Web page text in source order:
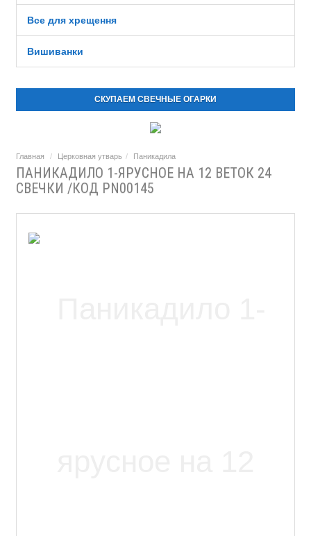
Все для хрещення
Вишиванки
СКУПАЕМ СВЕЧНЫЕ ОГАРКИ
Главная Церковная утварь Паникадила
ПАНИКАДИЛО 1-ЯРУСНОЕ НА 12 ВЕТОК 24
СВЕЧКИ /КОД PN00145